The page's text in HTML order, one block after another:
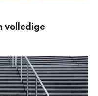
volledige